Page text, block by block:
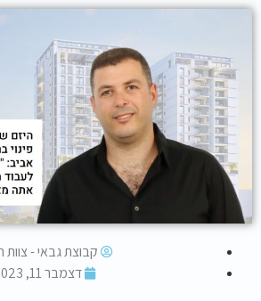
קבוצת גבאי -
דצמבר 11, 2023